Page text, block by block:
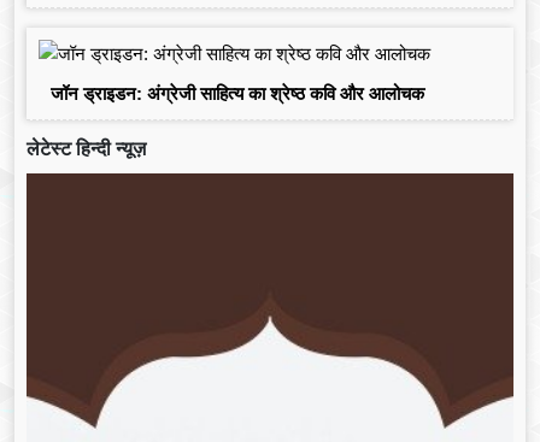
जॉन ड्राइडन: अंग्रेजी साहित्य का श्रेष्ठ कवि और आलोचक
लेटेस्ट हिन्दी न्यूज़